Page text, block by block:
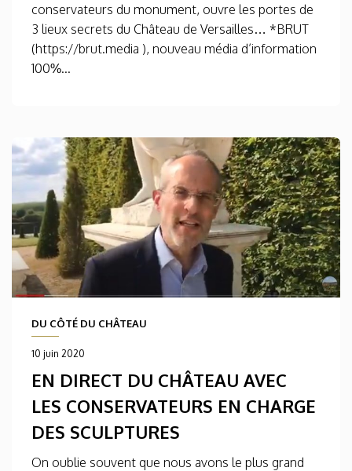
conservateurs du monument, ouvre les portes de
3 lieux secrets du Château de Versailles… *BRUT
(https://brut.media ), nouveau média d’information
100%...
DU CÔTÉ DU CHÂTEAU
10 juin 2020
EN DIRECT DU CHÂTEAU AVEC
LES CONSERVATEURS EN CHARGE
DES SCULPTURES
On oublie souvent que nous avons le plus grand